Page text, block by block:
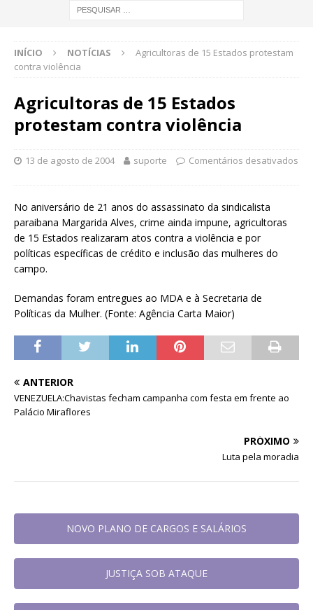
INÍCIO NOTÍCIAS
Agricultoras de 15 Estados protestam
contra violência
Agricultoras de 15 Estados
protestam contra violência
13 de agosto de 2004 suporte Comentários desativados
No aniversário de 21 anos do assassinato da sindicalista
paraibana Margarida Alves, crime ainda impune, agricultoras
de 15 Estados realizaram atos contra a violência e por
políticas específicas de crédito e inclusão das mulheres do
campo.
Demandas foram entregues ao MDA e à Secretaria de
Políticas da Mulher. (Fonte: Agência Carta Maior)
ANTERIOR
VENEZUELA:Chavistas fecham campanha com festa em frente ao
Palácio Miraflores
PRÓXIMO
Luta pela moradia
NOVO PLANO DE CARGOS E SALÁRIOS
JUSTIÇA SOB ATAQUE